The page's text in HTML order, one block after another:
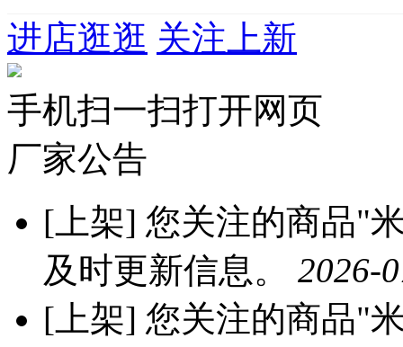
进店逛逛 关注上新
手机扫一扫打开网页
厂家公告
[上架] 您关注的商品"
及时更新信息。 2026-
[上架] 您关注的商品"